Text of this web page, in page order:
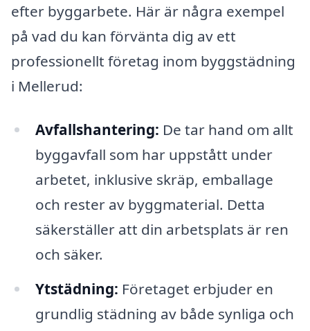
efter byggarbete. Här är några exempel
på vad du kan förvänta dig av ett
professionellt företag inom byggstädning
i Mellerud:
Avfallshantering: De tar hand om allt
byggavfall som har uppstått under
arbetet, inklusive skräp, emballage
och rester av byggmaterial. Detta
säkerställer att din arbetsplats är ren
och säker.
Ytstädning: Företaget erbjuder en
grundlig städning av både synliga och